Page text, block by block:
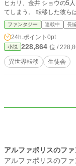
ヒカリ、金井 ショウの5
てしまう。 転移した彼ら
ステータスを活用し、この世界で生きてい
す。 外伝のみ投稿する場
ファンタジー 連載中 長
24h.ポイント 0pt
小説 228,864 位 /
異世界転移 生徒会
アルファポリスのフ
アルファポリスのフ